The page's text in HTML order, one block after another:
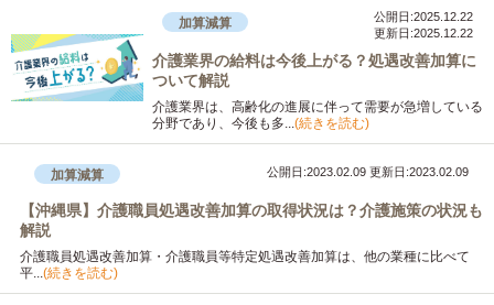
加算減算
公開日:2025.12.22
更新日:2025.12.22
介護業界の給料は今後上がる？処遇改善加算に
ついて解説
介護業界は、高齢化の進展に伴って需要が急増している
分野であり、今後も多...(続きを読む)
加算減算 公開日:2023.02.09更新日:2023.02.09
【沖縄県】介護職員処遇改善加算の取得状況は？介護施策の状況も
解説
介護職員処遇改善加算・介護職員等特定処遇改善加算は、他の業種に比べて
平...(続きを読む)